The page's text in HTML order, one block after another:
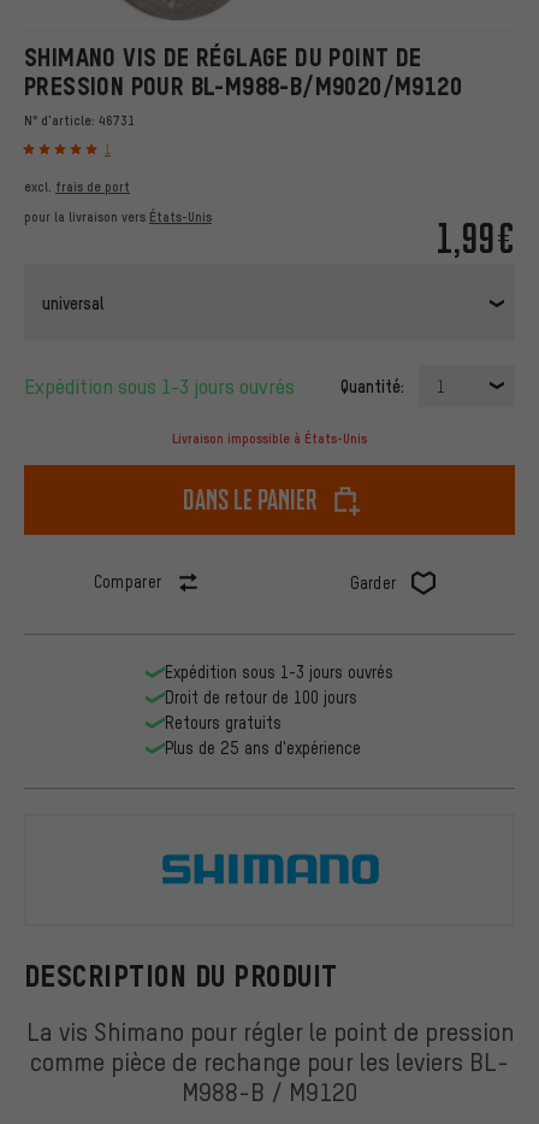
SHIMANO VIS DE RÉGLAGE DU POINT DE
PRESSION POUR BL-M988-B/M9020/M9120
N° d'article: 46731
1
1,99€
excl. frais de port
pour la livraison vers États-Unis
universal
Expédition sous 1-3 jours ouvrés Quantité: 1
Livraison impossible à États-Unis
dans le panier
Comparer Garder
DESCRIPTION DU PRODUIT
La vis Shimano pour régler le point de pression
comme pièce de rechange pour les leviers BL-
M988-B / M9120
Expédition sous 1-3 jours ouvrés
Droit de retour de 100 jours
Retours gratuits
Plus de 25 ans d'expérience
Shimano